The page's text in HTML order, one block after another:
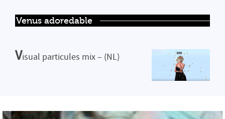
Venus adoredable
Visual particules mix – (NL)